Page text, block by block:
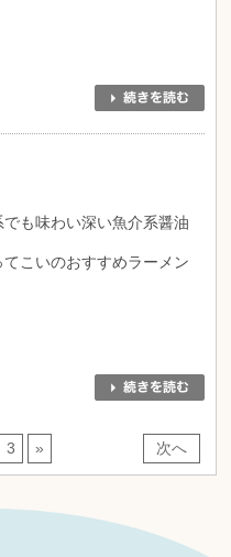
でも味わい深い魚介系醤油
こいのおすすめラーメン
3 » 次へ